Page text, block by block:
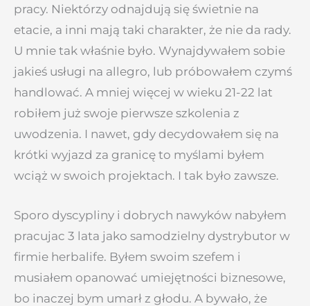
pracy. Niektórzy odnajdują się świetnie na
etacie, a inni mają taki charakter, że nie da rady.
U mnie tak właśnie było. Wynajdywałem sobie
jakieś usługi na allegro, lub próbowałem czymś
handlować. A mniej więcej w wieku 21-22 lat
robiłem już swoje pierwsze szkolenia z
uwodzenia. I nawet, gdy decydowałem się na
krótki wyjazd za granicę to myślami byłem
wciąż w swoich projektach. I tak było zawsze.
Sporo dyscypliny i dobrych nawyków nabyłem
pracujac 3 lata jako samodzielny dystrybutor w
firmie herbalife. Byłem swoim szefem i
musiałem opanować umiejętności biznesowe,
bo inaczej bym umarł z głodu. A bywało, że